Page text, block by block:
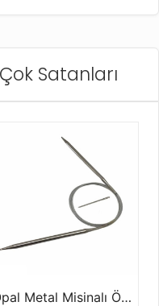
Satanları
Opal Metal Misinalı Örgü Şişi (100 Cm)